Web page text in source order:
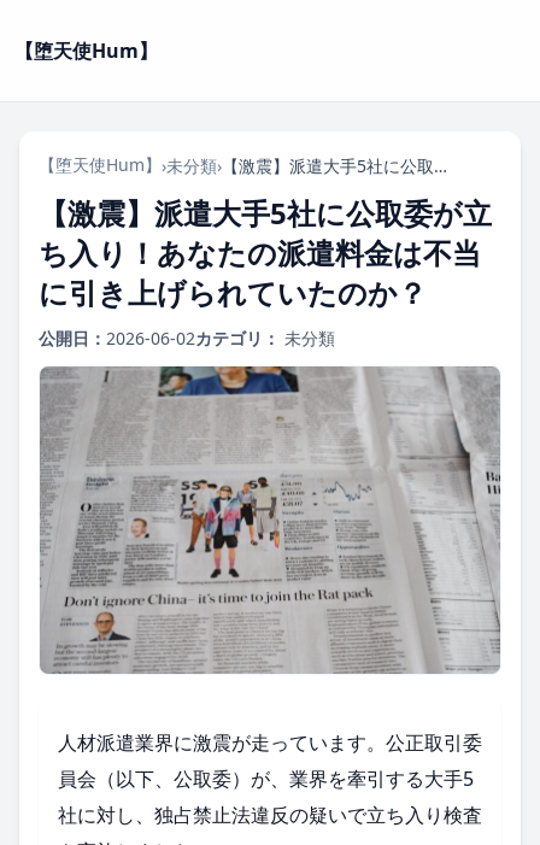
【堕天使Hum】
【堕天使Hum】 ›未分類› 【激震】派遣大手5社に公取委が立ち入り！あなたの派遣料金は不当に引き上げられていたのか？
【激震】派遣大手5社に公取委が立
ち入り！あなたの派遣料金は不当
に引き上げられていたのか？
公開日： 2026-06-02カテゴリ： 未分類
人材派遣業界に激震が走っています。公正取引委
員会（以下、公取委）が、業界を牽引する大手5
社に対し、独占禁止法違反の疑いで立ち入り検査